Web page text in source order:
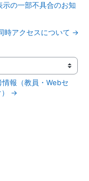
の一部不具合のお知
時アクセスについて →
報（教員・Webセ
） →